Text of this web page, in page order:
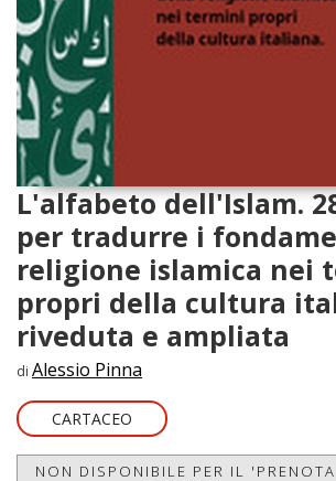
L'alfabeto dell'Islam.
per tradurre i
religione islamica nei
propri della cultura
riveduta e ampliata
di Alessio Pinna
CARTACEO
NON DISPONIBILE PER IL 'PRENOTA